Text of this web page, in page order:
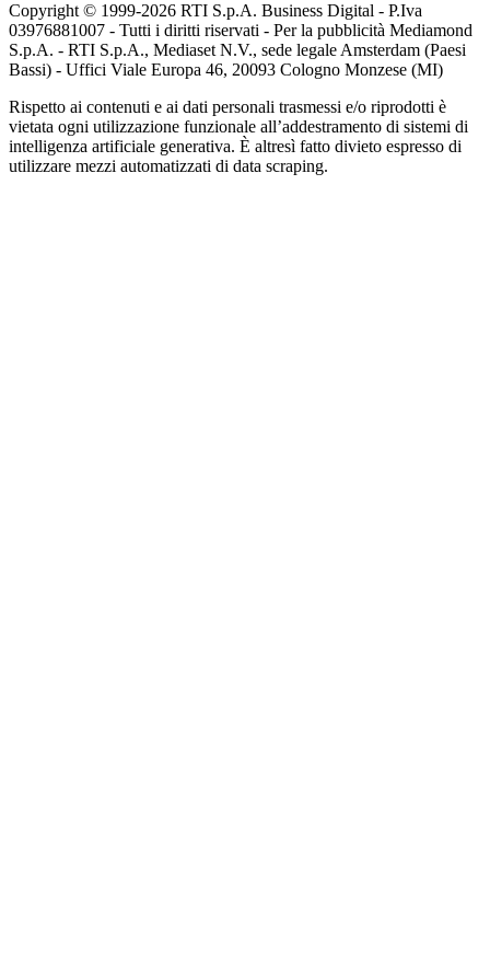
Copyright © 1999-2026 RTI S.p.A. Business Digital - P.Iva
03976881007 - Tutti i diritti riservati - Per la pubblicità Mediamond
S.p.A. - RTI S.p.A., Mediaset N.V., sede legale Amsterdam (Paesi
Bassi) - Uffici Viale Europa 46, 20093 Cologno Monzese (MI)
Rispetto ai contenuti e ai dati personali trasmessi e/o riprodotti è
vietata ogni utilizzazione funzionale all’addestramento di sistemi di
intelligenza artificiale generativa. È altresì fatto divieto espresso di
utilizzare mezzi automatizzati di data scraping.